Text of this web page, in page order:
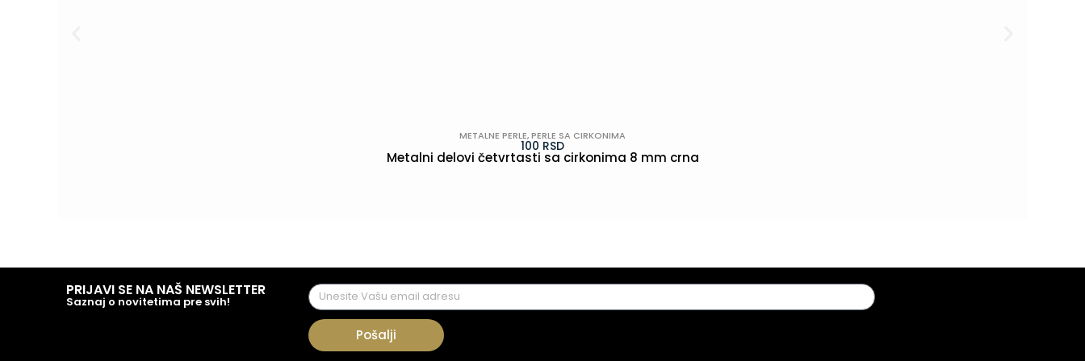
METALNE PERLE,PERLE SA CIRKONIMA
100 RSD
Metalni delovi četvrtasti sa cirkonima 8 mm crna
PRIJAVI SE NA NAŠ NEWSLETTER
Saznaj o novitetima pre svih!
Pošalji